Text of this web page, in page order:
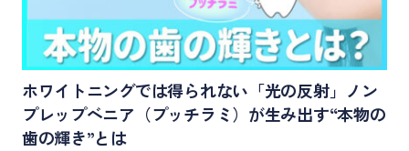
ホワイトニングでは得られない「光の反射」ノン
プレップベニア（プッチラミ）が生み出す“本物の
歯の輝き”とは